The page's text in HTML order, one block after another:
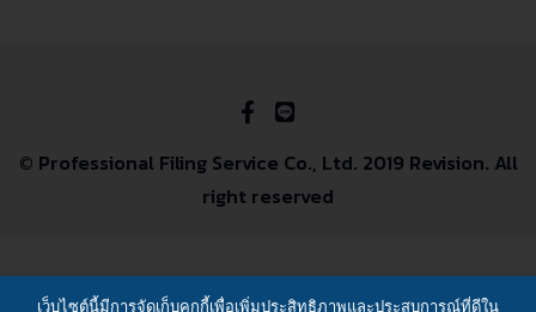
© Professional Filing Service Co., Ltd. 2019 Revision. All
right reserved
เว็บไซต์นี้มีการจัดเก็บคุกกี้เพื่อเพิ่มประสิทธิภาพและประสบการณ์ที่ดีใน